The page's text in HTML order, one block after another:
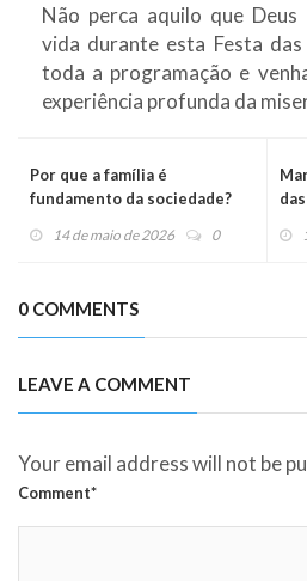
Não perca aquilo que
vida durante esta Festa das
toda a programação e
experiência profunda da
Por que a família é
fundamento da sociedade?
14 de maio de 2026 0
0 COMMENTS
LEAVE A COMMENT
Your email address will not be
Comment*